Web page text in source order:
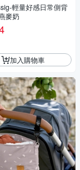
輕量好感日常側背
麥奶
加入購物車